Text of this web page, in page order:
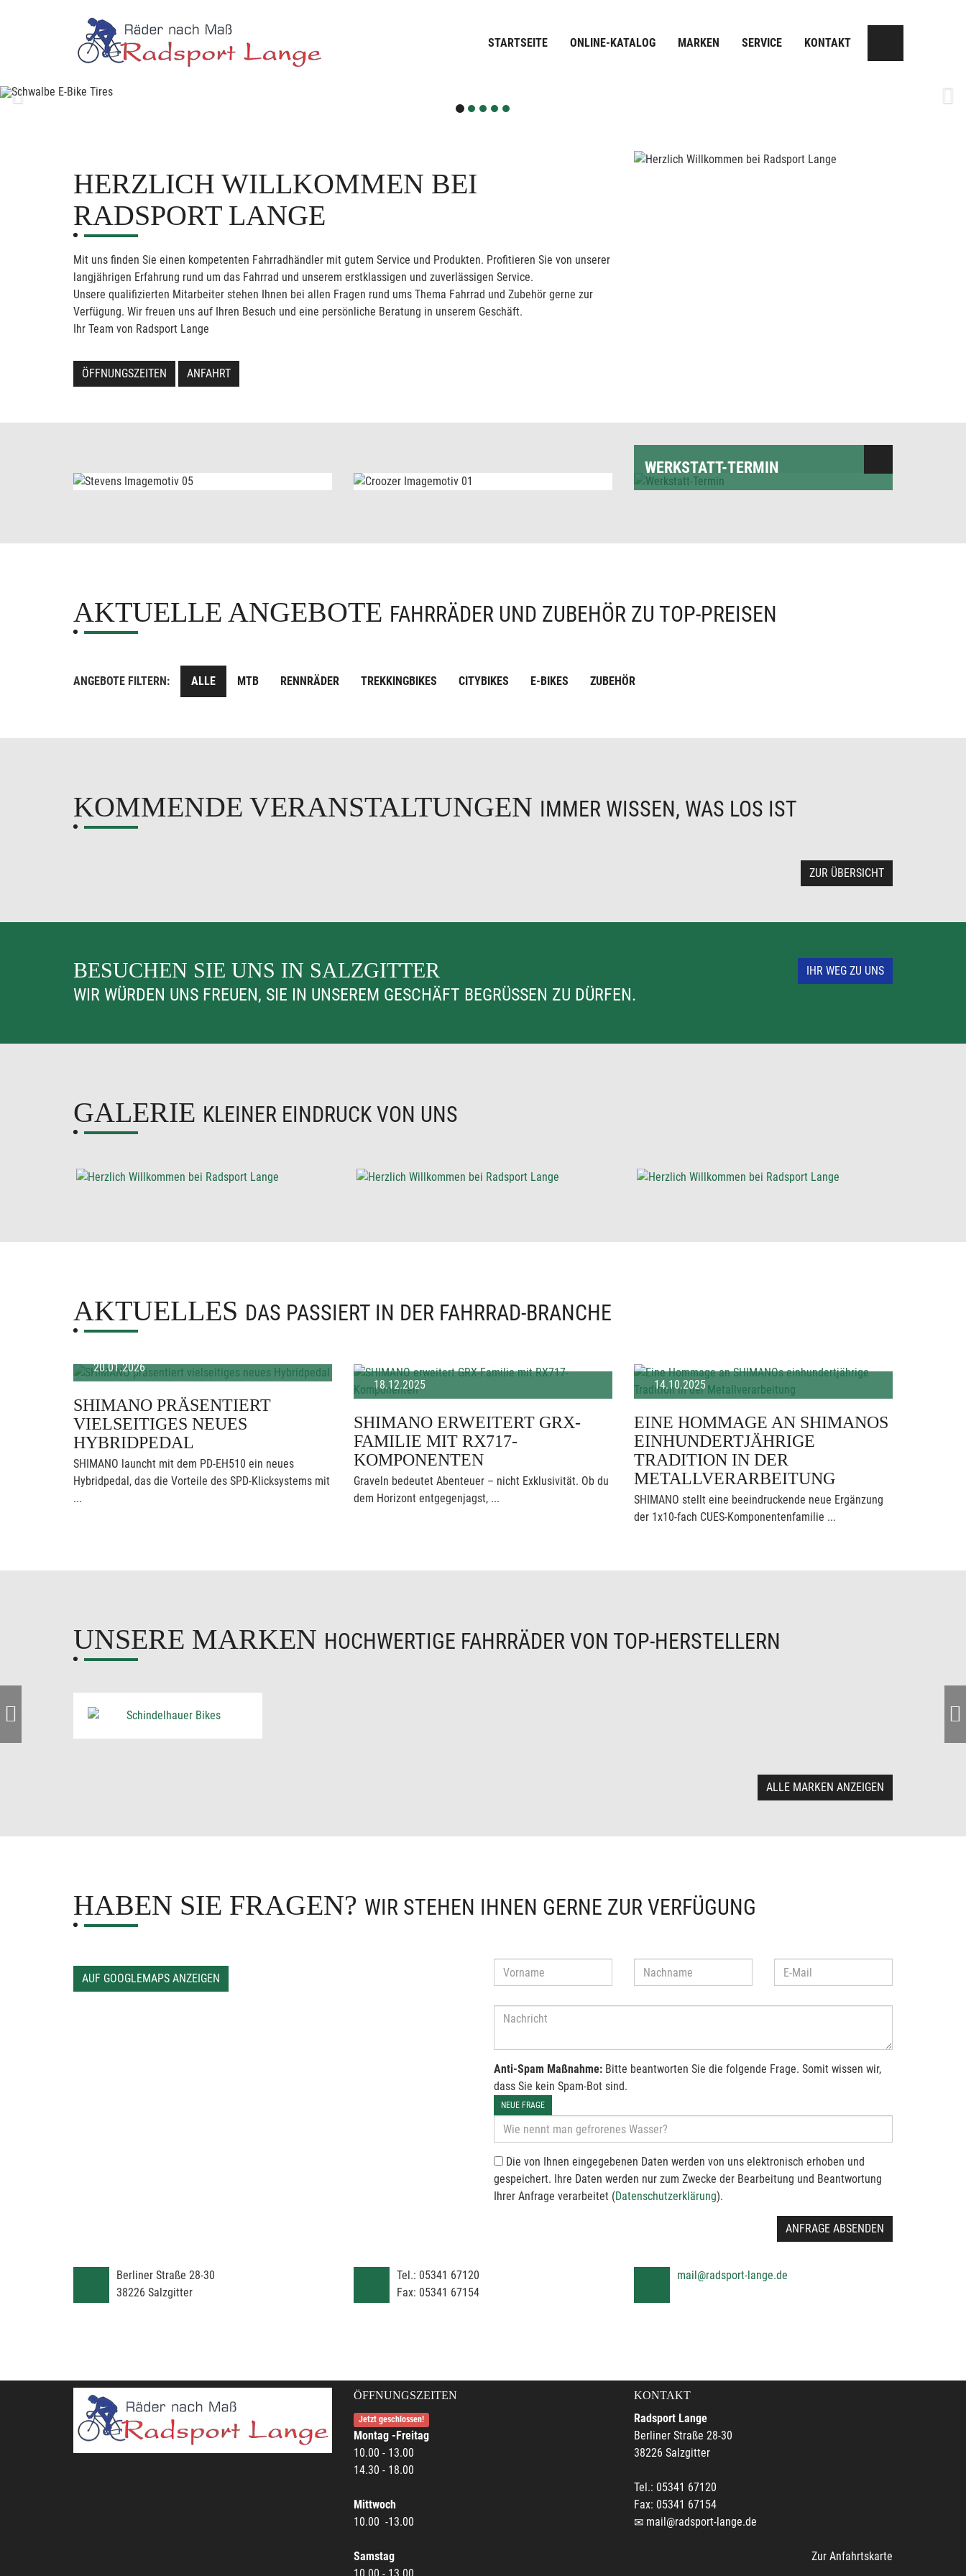
STARTSEITE ONLINE-KATALOG MARKEN SERVICE KONTAKT
Previous
HERZLICH WILLKOMMEN BEI
RADSPORT LANGE
Mit uns finden Sie einen kompetenten Fahrradhändler mit gutem Service und Produkten. Profitieren Sie von unserer
langjährigen Erfahrung rund um das Fahrrad und unserem erstklassigen und zuverlässigen Service.
Unsere qualifizierten Mitarbeiter stehen Ihnen bei allen Fragen rund ums Thema Fahrrad und Zubehör gerne zur
Verfügung. Wir freuen uns auf Ihren Besuch und eine persönliche Beratung in unserem Geschäft.
Ihr Team von Radsport Lange
ÖFFNUNGSZEITEN ANFAHRT
WERKSTATT-TERMIN
AKTUELLE ANGEBOTE FAHRRÄDER UND ZUBEHÖR ZU TOP-PREISEN
ANGEBOTE FILTERN: ALLE MTB RENNRÄDER TREKKINGBIKES CITYBIKES E-BIKES ZUBEHÖR
KOMMENDE VERANSTALTUNGEN IMMER WISSEN, WAS LOS IST
ZUR ÜBERSICHT
BESUCHEN SIE UNS IN SALZGITTER
WIR WÜRDEN UNS FREUEN, SIE IN UNSEREM GESCHÄFT BEGRÜSSEN ZU DÜRFEN.
IHR WEG ZU UNS
GALERIE KLEINER EINDRUCK VON UNS
AKTUELLES DAS PASSIERT IN DER FAHRRAD-BRANCHE
20.01.2026
SHIMANO PRÄSENTIERT
VIELSEITIGES NEUES
HYBRIDPEDAL
SHIMANO launcht mit dem PD-EH510 ein neues
Hybridpedal, das die Vorteile des SPD-Klicksystems mit
...
18.12.2025
SHIMANO ERWEITERT GRX-
FAMILIE MIT RX717-
KOMPONENTEN
Graveln bedeutet Abenteuer – nicht Exklusivität. Ob du
dem Horizont entgegenjagst, ...
14.10.2025
EINE HOMMAGE AN SHIMANOS
EINHUNDERTJÄHRIGE
TRADITION IN DER
METALLVERARBEITUNG
SHIMANO stellt eine beeindruckende neue Ergänzung
der 1x10-fach CUES-Komponentenfamilie ...
UNSERE MARKEN HOCHWERTIGE FAHRRÄDER VON TOP-HERSTELLERN
ALLE MARKEN ANZEIGEN
HABEN SIE FRAGEN? WIR STEHEN IHNEN GERNE ZUR VERFÜGUNG
AUF GOOGLEMAPS ANZEIGEN
Anti-Spam Maßnahme: Bitte beantworten Sie die folgende Frage. Somit wissen wir,
dass Sie kein Spam-Bot sind.
NEUE FRAGE
Die von Ihnen eingegebenen Daten werden von uns elektronisch erhoben und
gespeichert. Ihre Daten werden nur zum Zwecke der Bearbeitung und Beantwortung
Ihrer Anfrage verarbeitet (Datenschutzerklärung).
ANFRAGE ABSENDEN
Berliner Straße 28-30
38226 Salzgitter
Tel.: 05341 67120
Fax: 05341 67154
mail@radsport-lange.de
ÖFFNUNGSZEITEN
Jetzt geschlossen!
Montag -Freitag
10.00 - 13.00
14.30 - 18.00
Mittwoch
10.00 -13.00
Samstag
KONTAKT
Radsport Lange
Berliner Straße 28-30
38226 Salzgitter
Tel.: 05341 67120
Fax: 05341 67154
mail@radsport-lange.de
Zur Anfahrtskarte